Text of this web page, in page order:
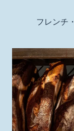
フレンチ